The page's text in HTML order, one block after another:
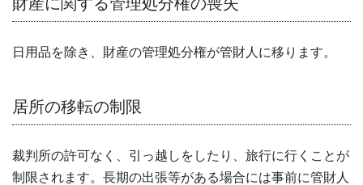
日用品を除き、財産の管理処分権が管財人に移ります。
居所の移転の制限
裁判所の許可なく、引っ越しをしたり、旅行に行くことが
制限されます。長期の出張等がある場合には事前に管財人